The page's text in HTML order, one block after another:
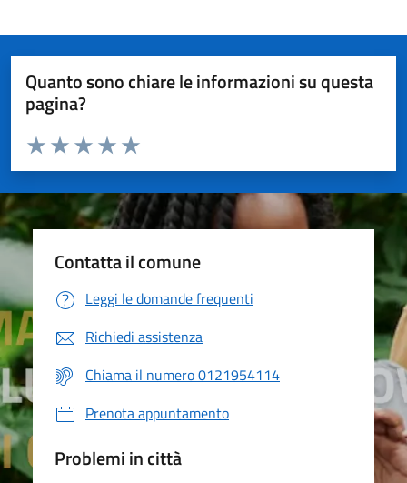
Quanto sono chiare le informazioni su questa
pagina?
Valuta da 1 a 5 stelle la pagina
Valuta 5 stelle su 5
Valuta 4 stelle su 5
Valuta 3 stelle su 5
Valuta 2 stelle su 5
Valuta 1 stelle su 5
Contatta il comune
Leggi le domande frequenti
Richiedi assistenza
Chiama il numero 0121954114
Prenota appuntamento
Problemi in città